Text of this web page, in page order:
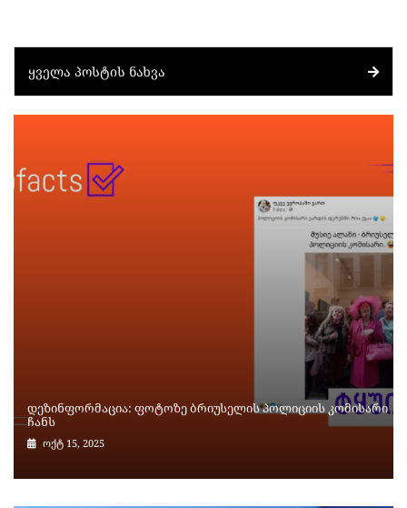
ᲧᲕᲔᲚᲐ ᲞᲝᲡᲢᲘᲡ ᲜᲐᲮᲕᲐ
დეზინფორმაცია: ფოტოზე ბრიუსელის პოლიციის კომისარი
ჩანს
ოქტ 15, 2025